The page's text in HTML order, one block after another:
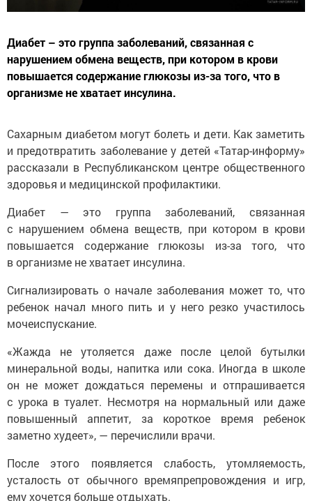
нарушением обмена веществ, при котором в крови
повышается содержание глюкозы из-за того, что в
организме не хватает инсулина.
и предотвратить заболевание у детей «Татар-информу»
рассказали в Республиканском центре общественного
здоровья и медицинской профилактики.
с нарушением обмена веществ, при котором в крови
повышается содержание глюкозы из-за того, что
в организме не хватает инсулина.
ребенок начал много пить и у него резко участилось
мочеиспускание.
минеральной воды, напитка или сока. Иногда в школе
он не может дождаться перемены и отпрашивается
с урока в туалет. Несмотря на нормальный или даже
повышенный аппетит, за короткое время ребенок
заметно худеет», — перечислили врачи.
усталость от обычного времяпрепровождения и игр,
ему хочется больше отдыхать.